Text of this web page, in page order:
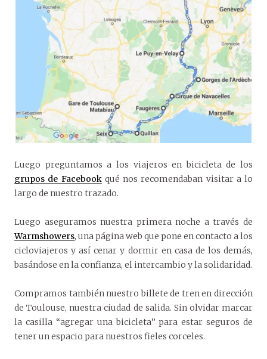
Luego preguntamos a los viajeros en bicicleta de los
grupos de Facebookqué nos recomendaban visitar a lo
largo de nuestro trazado.
Luego aseguramos nuestra primera noche a través de
Warmshowers, una página web que pone en contacto a los
cicloviajeros y así cenar y dormir en casa de los demás,
basándose en la confianza, el intercambio y la solidaridad.
Compramos también nuestro billete de tren en dirección
de Toulouse, nuestra ciudad de salida. Sin olvidar marcar
la casilla “agregar una bicicleta” para estar seguros de
tener un espacio para nuestros fieles corceles.